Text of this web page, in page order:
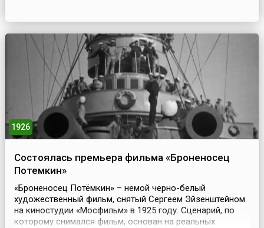
1926
Состоялась премьера фильма «Броненосец
Потемкин»
«Броненосец Потёмкин» – немой черно-белый
художественный фильм, снятый Сергеем Эйзенштейном
на киностудии «Мосфильм» в 1925 году. Сценарий, по
которому снимался фильм, основан на реальных